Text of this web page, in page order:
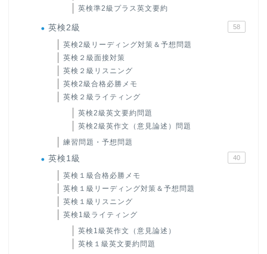
英検準2級プラス英文要約
英検2級 58
英検2級リーディング対策＆予想問題
英検２級面接対策
英検２級リスニング
英検2級合格必勝メモ
英検２級ライティング
英検2級英文要約問題
英検2級英作文（意見論述）問題
練習問題・予想問題
英検1級 40
英検１級合格必勝メモ
英検１級リーディング対策＆予想問題
英検１級リスニング
英検1級ライティング
英検1級英作文（意見論述）
英検１級英文要約問題